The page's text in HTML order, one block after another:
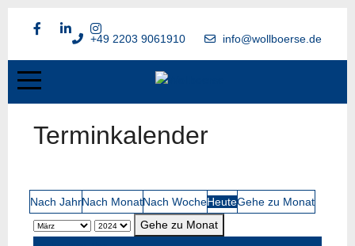
+49 2203 9061910 info@wollboerse.de
Terminkalender
Nach JahrNach MonatNach WocheHeuteGehe zu Monat
Gehe zu Monat